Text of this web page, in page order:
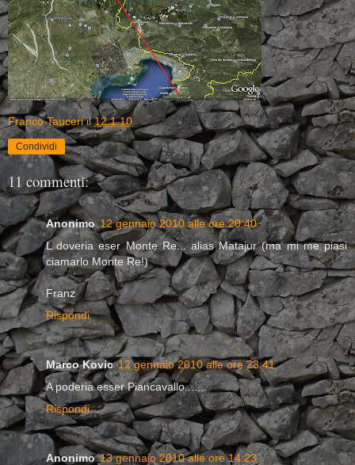
Franco Tauceri il12.1.10
Condividi
11 commenti:
Anonimo 12 gennaio 2010 alle ore 20:40
L doveria eser Monte Re... alias Matajur (ma mi me piasi
ciamarlo Monte Re!)
Franz
Rispondi
Marco Kovic 12 gennaio 2010 alle ore 23:41
A poderia esser Piancavallo.......
Rispondi
Anonimo 13 gennaio 2010 alle ore 14:23